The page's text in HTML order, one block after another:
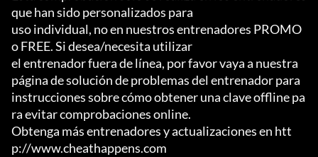
que han sido personalizados para
uso individual, no en nuestros entrenadores PROMO
o FREE. Si desea/necesita utilizar
el entrenador fuera de línea, por favor vaya a nuestra
página de solución de problemas del entrenador para
instrucciones sobre cómo obtener una clave offline pa
ra evitar comprobaciones online.
Obtenga más entrenadores y actualizaciones en htt
p://www.cheathappens.com